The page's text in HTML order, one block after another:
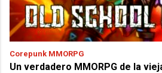
Corepunk MMORPG
Un verdadero MMORPG de la